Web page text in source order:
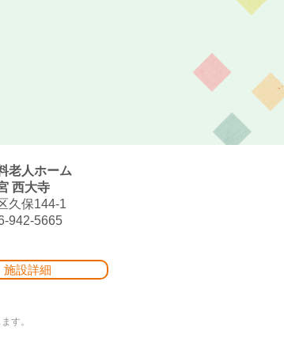
老人ホーム
西大寺
久保144-1
942-5665
施設詳細
す。